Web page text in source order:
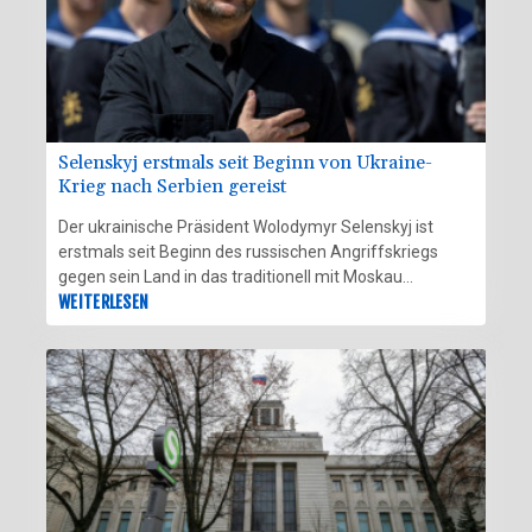
Selenskyj erstmals seit Beginn von Ukraine-
Krieg nach Serbien gereist
Der ukrainische Präsident Wolodymyr Selenskyj ist
erstmals seit Beginn des russischen Angriffskriegs
gegen sein Land in das traditionell mit Moskau
verbündete Serbien gereist. "Ich bin mit meinem Team
in Serbien angekommen", schrieb Selenskyj am Freitag
im Kurzbotschaftendienst X und veröffentlichte dazu
ein Video seiner Ankunft in Belgrad. Über zwei Tage
seien "wichtige Gespräche" mit dem serbischen
Präsidenten Aleksandar Vucic und Regierungschef
Djuro Macut geplant.
WEITERLESEN